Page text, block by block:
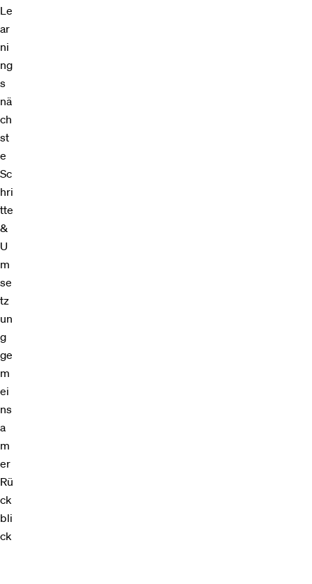
Le
ar
ni
ng
s
nä
ch
st
e
Sc
hri
tte
&
U
m
se
tz
un
g
ge
m
ei
ns
a
m
er
Rü
ck
bli
ck